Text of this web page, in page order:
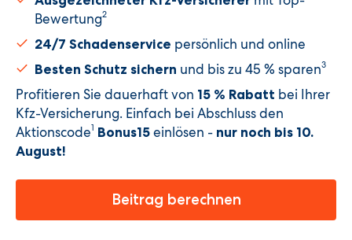
Bewertung2
24/7 Schadenservice persönlich und online
Besten Schutz sichern und bis zu 45 % sparen3
Profitieren Sie dauerhaft von 15 % Rabatt bei Ihrer
Kfz-Versicherung. Einfach bei Abschluss den
Aktionscode1 Bonus15 einlösen - nur noch bis 10.
August!
Beitrag berechnen